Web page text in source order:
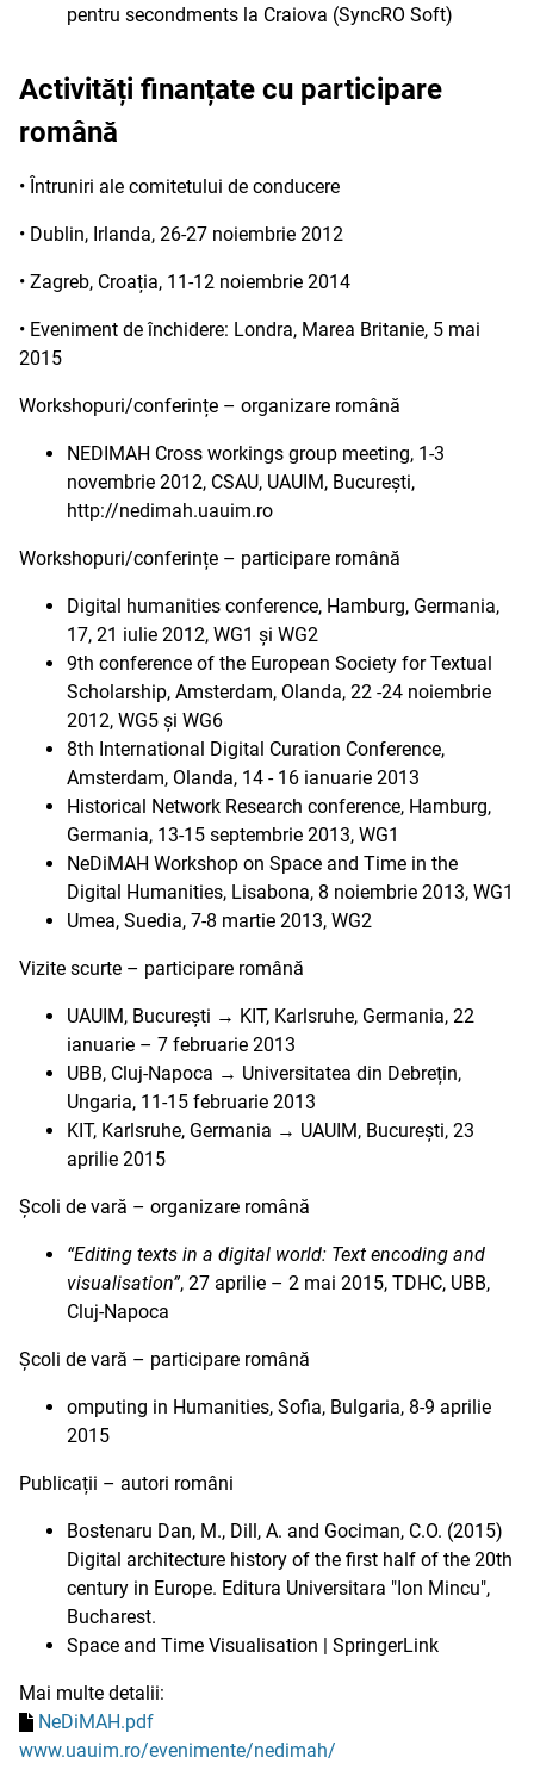
pentru secondments la Craiova (SyncRO Soft)
Activități finanțate cu participare
română
• Întruniri ale comitetului de conducere
• Dublin, Irlanda, 26-27 noiembrie 2012
• Zagreb, Croația, 11-12 noiembrie 2014
• Eveniment de închidere: Londra, Marea Britanie, 5 mai
2015
Workshopuri/conferințe – organizare română
NEDIMAH Cross workings group meeting, 1-3
novembrie 2012, CSAU, UAUIM, București,
http://nedimah.uauim.ro
Workshopuri/conferințe – participare română
Digital humanities conference, Hamburg, Germania,
17, 21 iulie 2012, WG1 și WG2
9th conference of the European Society for Textual
Scholarship, Amsterdam, Olanda, 22 -24 noiembrie
2012, WG5 și WG6
8th International Digital Curation Conference,
Amsterdam, Olanda, 14 - 16 ianuarie 2013
Historical Network Research conference, Hamburg,
Germania, 13-15 septembrie 2013, WG1
NeDiMAH Workshop on Space and Time in the
Digital Humanities, Lisabona, 8 noiembrie 2013, WG1
Umea, Suedia, 7-8 martie 2013, WG2
Vizite scurte – participare română
UAUIM, București → KIT, Karlsruhe, Germania, 22
ianuarie – 7 februarie 2013
UBB, Cluj-Napoca → Universitatea din Debrețin,
Ungaria, 11-15 februarie 2013
KIT, Karlsruhe, Germania → UAUIM, București, 23
aprilie 2015
Școli de vară – organizare română
“Editing texts in a digital world: Text encoding and
visualisation”, 27 aprilie – 2 mai 2015, TDHC, UBB,
Cluj-Napoca
Școli de vară – participare română
omputing in Humanities, Sofia, Bulgaria, 8-9 aprilie
2015
Publicații – autori români
Bostenaru Dan, M., Dill, A. and Gociman, C.O. (2015)
Digital architecture history of the first half of the 20th
century in Europe. Editura Universitara "Ion Mincu",
Bucharest.
Space and Time Visualisation | SpringerLink
Mai multe detalii:
NeDiMAH.pdf
www.uauim.ro/evenimente/nedimah/